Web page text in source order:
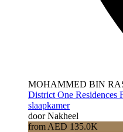
MOHAMMED BIN
District One Residences
slaapkamer
door Nakheel
from AED 135.0K